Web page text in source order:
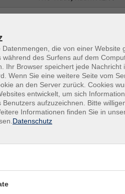
Datenmengen, die von einer Website
während des Surfens auf dem
Ihr Browser speichert jede Nachricht
Wenn Sie eine weitere Seite vom
an den Server zurück. Cookies
entwickelt, um sich
Benutzers aufzuzeichnen. Bitte
Informationen finden Sie in
Datenschutz